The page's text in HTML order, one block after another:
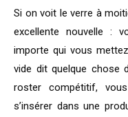
Si on voit le verre à
excellente nouvelle :
importe qui vous
vide dit quelque chose
roster compétitif,
s’insérer dans une